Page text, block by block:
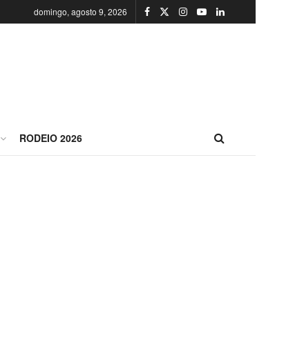
domingo, agosto 9, 2026
RODEIO 2026